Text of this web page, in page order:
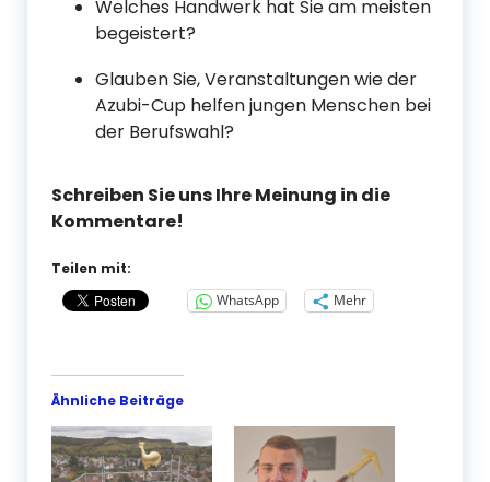
Welches Handwerk hat Sie am meisten
begeistert?
Glauben Sie, Veranstaltungen wie der
Azubi-Cup helfen jungen Menschen bei
der Berufswahl?
Schreiben Sie uns Ihre Meinung in die
Kommentare!
Teilen mit:
WhatsApp
Mehr
Ähnliche Beiträge